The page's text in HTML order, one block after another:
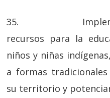
35.
recursos para la
niños y niñas
a formas
su territorio y